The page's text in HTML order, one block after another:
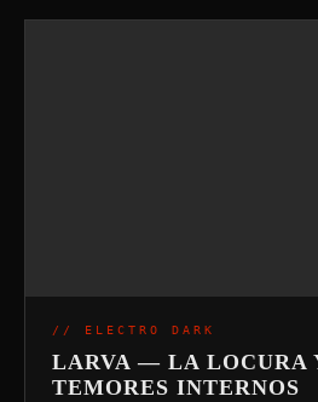
// ELECTRO DARK
LARVA — LA LOCURA
TEMORES INTERNOS